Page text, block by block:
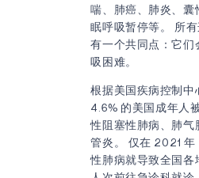
喘、肺癌、肺炎、囊
眠呼吸暂停等。 所
有一个共同点：它们
吸困难。
根据美国疾病控制中
4.6% 的美国成年人
性阻塞性肺病、肺气
管炎。 仅在 2021 年
性肺病就导致全国各